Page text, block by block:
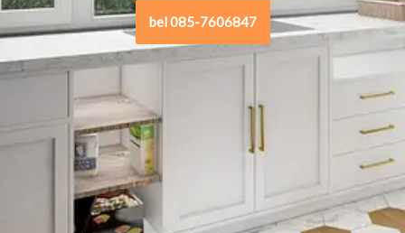
bel 085-7606847